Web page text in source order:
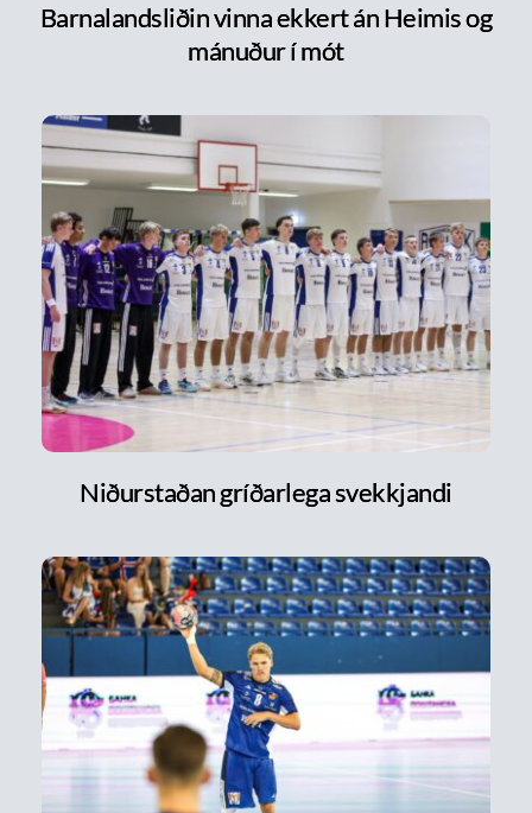
Barnalandsliðin vinna ekkert án Heimis og
mánuður í mót
Niðurstaðan gríðarlega svekkjandi